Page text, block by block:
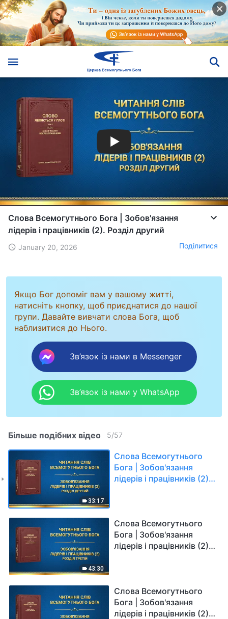
Слова Всемогутнього Бога | Зобов'язання
лідерів і працівників (2). Розділ другий
January 20, 2026 Поділитися
Якщо Бог допоміг вам у вашому житті,
натисніть кнопку, щоб приєднатися до нашої
групи. Давайте вивчати слова Бога, щоб
наблизитися до Нього.
Зв’язок із нами в Messenger
Зв’язок із нами у WhatsApp
Більше подібних відео 5/57
33:17
Слова Всемогутнього
Бога | Зобов'язання
лідерів і працівників (2).
43:30
Слова Всемогутнього
Бога | Зобов'язання
лідерів і працівників (2).
Слова Всемогутнього
Бога | Зобов'язання
лідерів і працівників (2).